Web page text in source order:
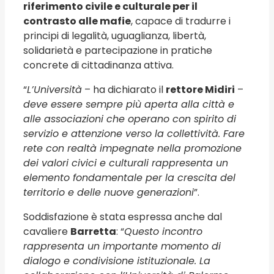
riferimento civile e culturale per il
contrasto alle mafie, capace di tradurre i
principi di legalità, uguaglianza, libertà,
solidarietà e partecipazione in pratiche
concrete di cittadinanza attiva.
“L’Università – ha dichiarato il rettore Midiri –
deve essere sempre più aperta alla città e
alle associazioni che operano con spirito di
servizio e attenzione verso la collettività. Fare
rete con realtà impegnate nella promozione
dei valori civici e culturali rappresenta un
elemento fondamentale per la crescita del
territorio e delle nuove generazioni”.
Soddisfazione è stata espressa anche dal
cavaliere Barretta: “Questo incontro
rappresenta un importante momento di
dialogo e condivisione istituzionale. La